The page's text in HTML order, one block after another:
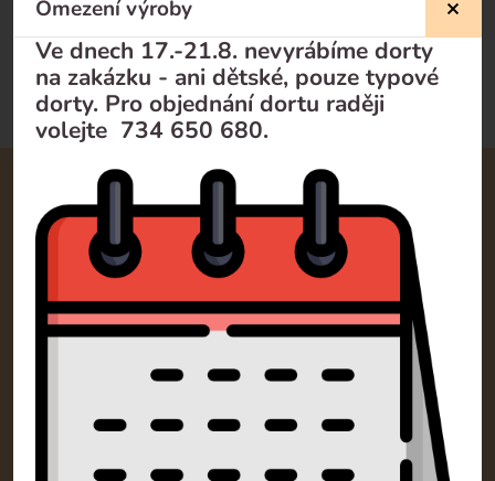
Doporučujeme Od nejlevnějšího Od nejdražšího
Kontakty
Mošnerova 1318/14A 77900 Olomouc
Omezení výroby
Ve dnech 17.-21.8. nevyrábíme dorty
na zakázku - ani dětské, pouze typové
dorty. Pro objednání dortu raději
volejte 734 650 680.